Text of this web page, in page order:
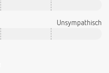
Unsympathisch